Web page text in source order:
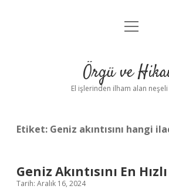
Anasayfa
Yasal Uyarı
menüyü
Örgü ve
El işlerinden ilham alan
Etiket: Geniz akıntısını hangi
Geniz Akıntısını En
Tarih: Aralık 16, 2024